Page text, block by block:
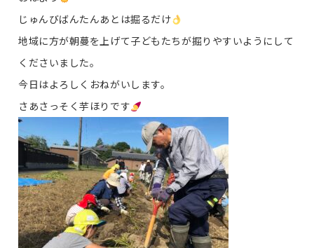
じゅんびばんたんあとは掘るだけ
地域に方が朝蔓を上げて子どもたちが掘りやすいようにして
くださいました。
今日はよろしくおねがいします。
さあさっそく芋ほりです